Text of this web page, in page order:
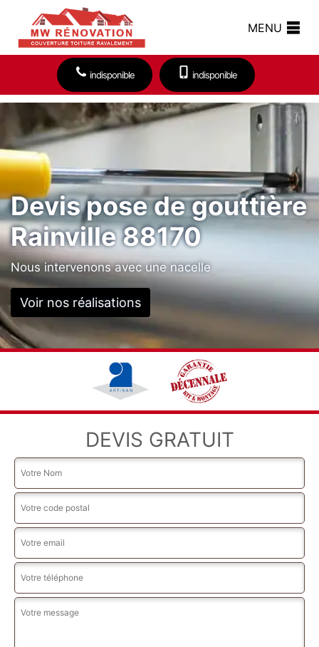
MENU
indisponible indisponible
Devis pose de gouttière
Rainville 88170
Nous intervenons avec une nacelle
Voir nos réalisations
DEVIS GRATUIT